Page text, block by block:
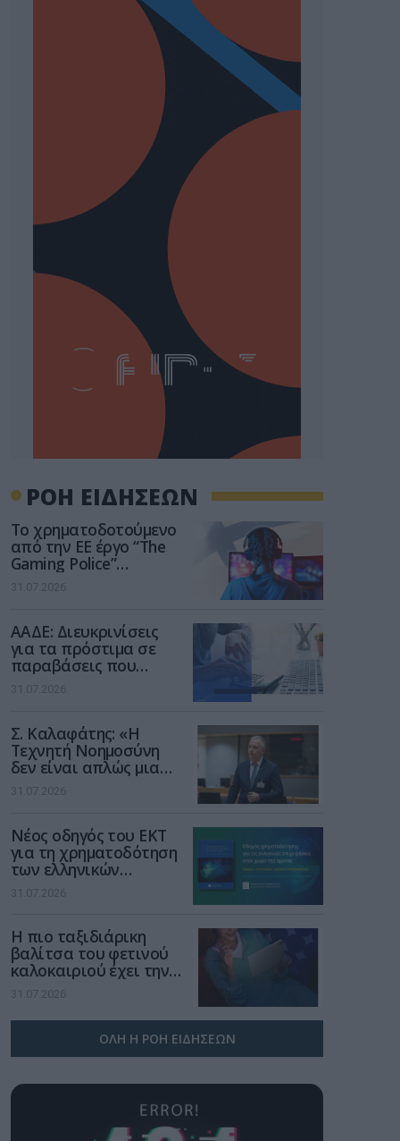
ΡΟΗ ΕΙΔΗΣΕΩΝ
Το χρηματοδοτούμενο
από την ΕΕ έργο “The
Gaming Police”
ενισχύει την ασφάλεια
των παιδιών στο
31.07.2026
ΑΑΔΕ: Διευκρινίσεις
για τα πρόστιμα σε
παραβάσεις που
αφορούν τους ΦΗΜ
31.07.2026
Σ. Καλαφάτης: «Η
Τεχνητή Νοημοσύνη
δεν είναι απλώς μια
νέα τεχνολογία, είναι
μια νέα βιομηχανική
31.07.2026
Νέος οδηγός του ΕΚΤ
για τη χρηματοδότηση
των ελληνικών
επιχειρήσεων στον
χώρο της άμυνας
31.07.2026
Η πιο ταξιδιάρικη
βαλίτσα του φετινού
καλοκαιριού έχει την
υπογραφή της Xiaomi
31.07.2026
ΟΛΗ Η ΡΟΗ ΕΙΔΗΣΕΩΝ